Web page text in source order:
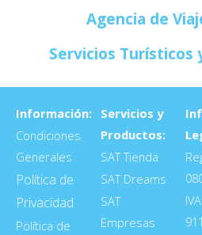
o
k
g
a
Agencia de
Servicios Turísticos
Información:
Condiciones
Generales
Política de
Privacidad
Política de
Servicios y
Productos:
SAT Tienda
SAT Dreams
SAT
Empresas